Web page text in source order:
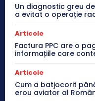
Un diagnostic greu
a evitat o operație
Articole
Factura PPC are o
informațiile care
Articole
Cum a batjocorit
erou aviator al